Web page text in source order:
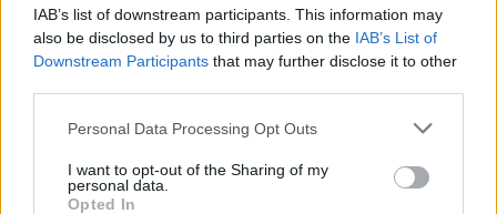
IAB’s list of downstream participants. This information may
also be disclosed by us to third parties on the IAB’s List of
Downstream Participants that may further disclose it to other
Personal Data Processing Opt Outs
I want to opt-out of the Sharing of my
personal data.
Opted In